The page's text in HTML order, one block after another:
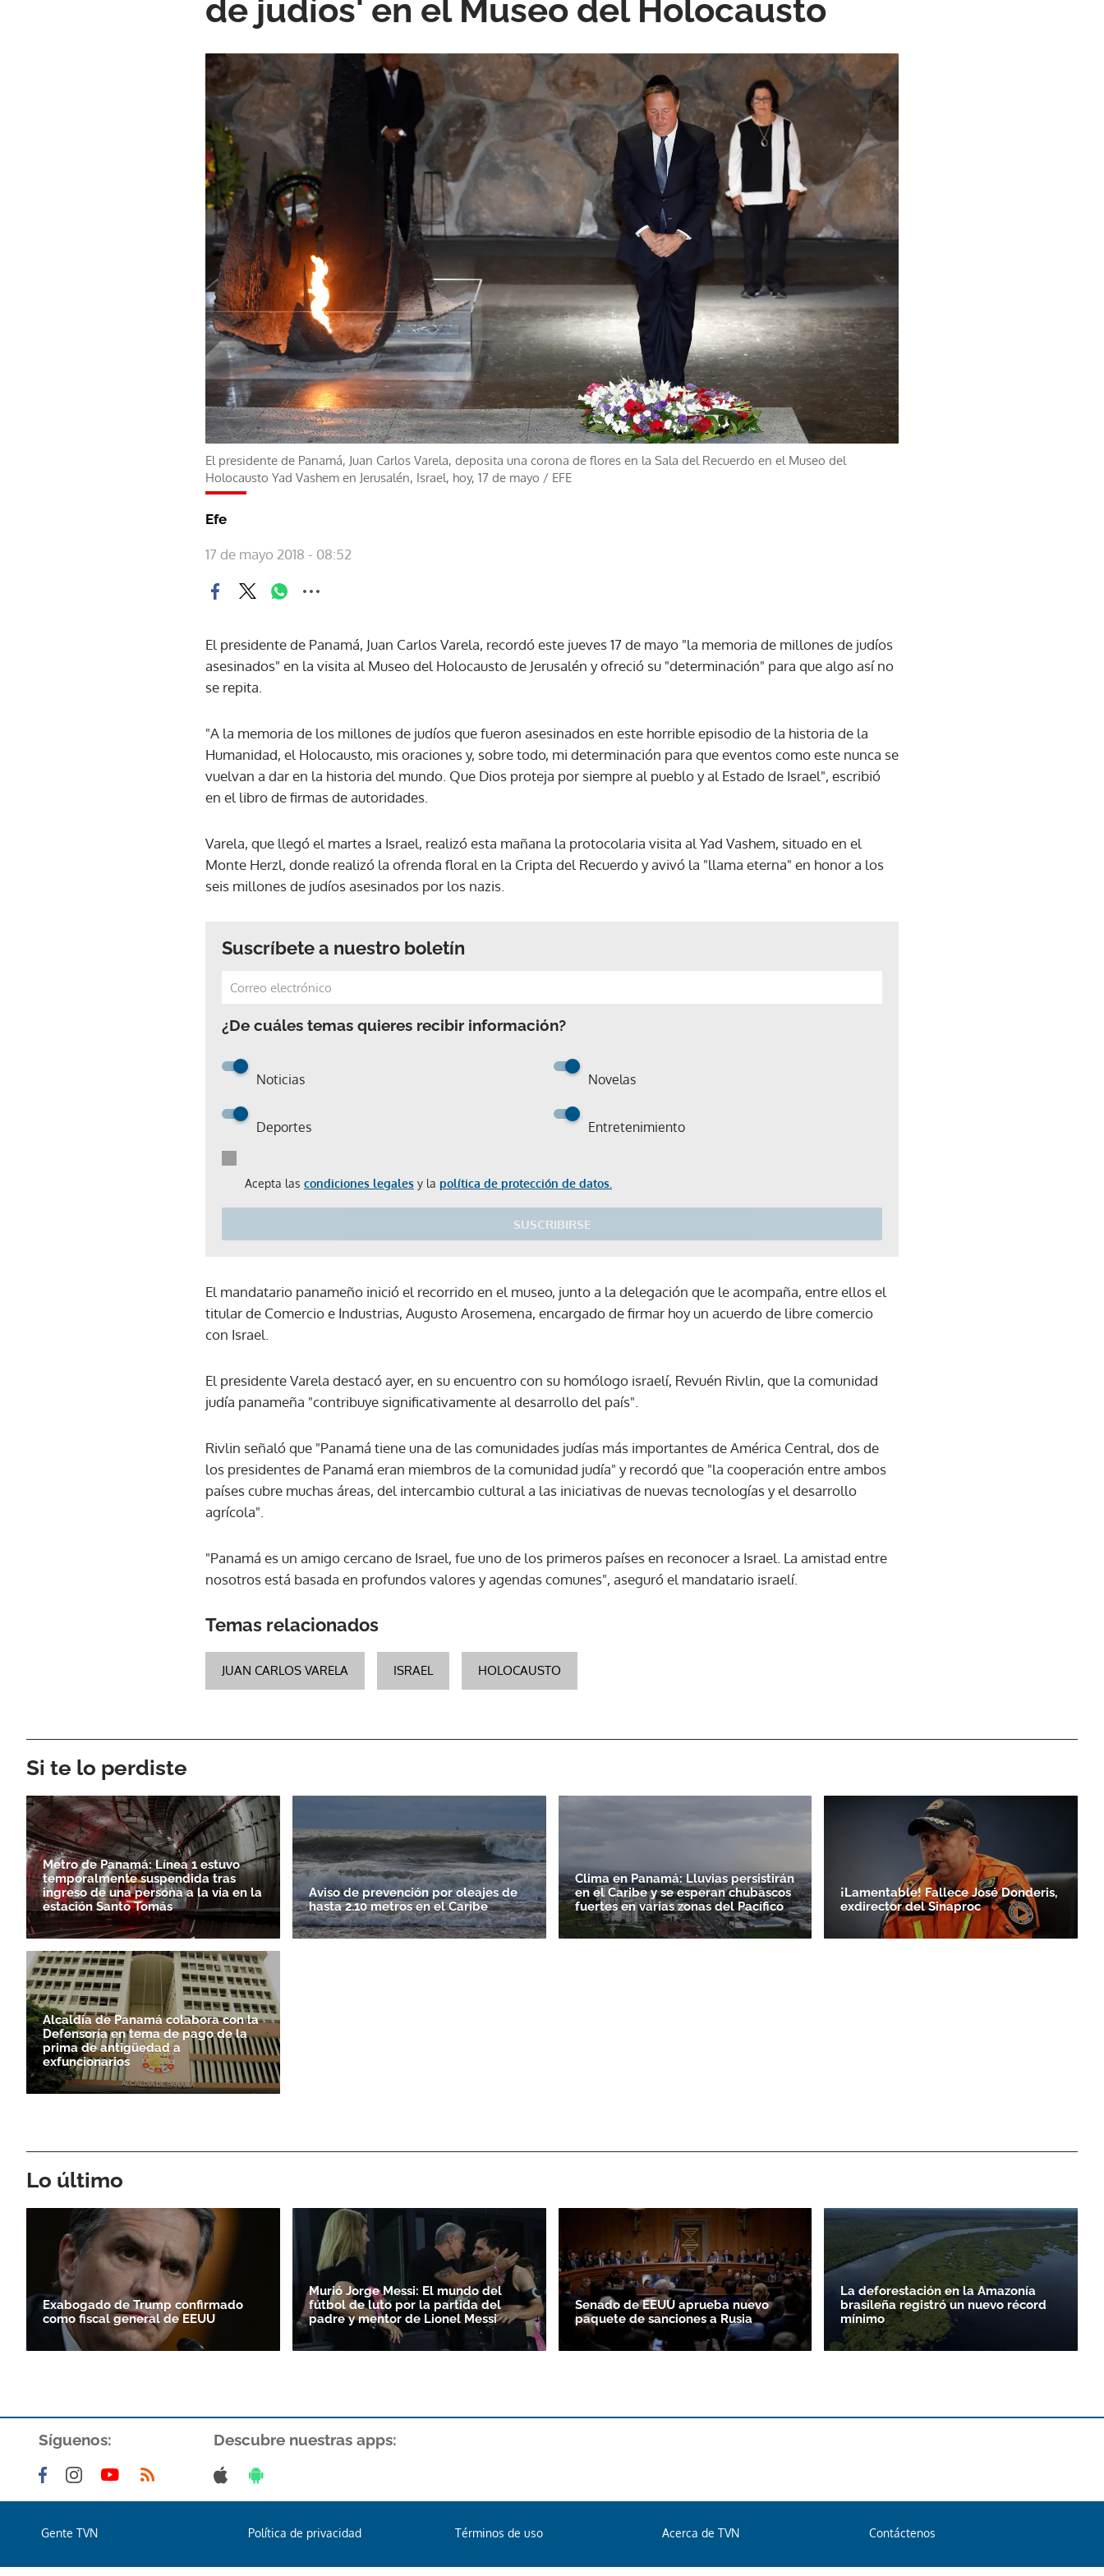
de judíos' en el Museo del Holocausto
El presidente de Panamá, Juan Carlos Varela, deposita una corona de flores en la Sala del Recuerdo en el Museo del
Holocausto Yad Vashem en Jerusalén, Israel, hoy, 17 de mayo / EFE
Efe
17 de mayo 2018 - 08:52
El presidente de Panamá, Juan Carlos Varela, recordó este jueves 17 de mayo "la memoria de millones de judíos
asesinados" en la visita al Museo del Holocausto de Jerusalén y ofreció su "determinación" para que algo así no
se repita.
"A la memoria de los millones de judíos que fueron asesinados en este horrible episodio de la historia de la
Humanidad, el Holocausto, mis oraciones y, sobre todo, mi determinación para que eventos como este nunca se
vuelvan a dar en la historia del mundo. Que Dios proteja por siempre al pueblo y al Estado de Israel", escribió
en el libro de firmas de autoridades.
Varela, que llegó el martes a Israel, realizó esta mañana la protocolaria visita al Yad Vashem, situado en el
Monte Herzl, donde realizó la ofrenda floral en la Cripta del Recuerdo y avivó la "llama eterna" en honor a los
seis millones de judíos asesinados por los nazis.
Suscríbete a nuestro boletín
¿De cuáles temas quieres recibir información?
Noticias Novelas
Deportes Entretenimiento
Acepta las condiciones legales y la política de protección de datos.
SUSCRIBIRSE
Gracias por suscribirte a nuestro boletín.
El mandatario panameño inició el recorrido en el museo, junto a la delegación que le acompaña, entre ellos el
titular de Comercio e Industrias, Augusto Arosemena, encargado de firmar hoy un acuerdo de libre comercio
con Israel.
El presidente Varela destacó ayer, en su encuentro con su homólogo israelí, Revuén Rivlin, que la comunidad
judía panameña "contribuye significativamente al desarrollo del país".
Rivlin señaló que "Panamá tiene una de las comunidades judías más importantes de América Central, dos de
los presidentes de Panamá eran miembros de la comunidad judía" y recordó que "la cooperación entre ambos
países cubre muchas áreas, del intercambio cultural a las iniciativas de nuevas tecnologías y el desarrollo
agrícola".
"Panamá es un amigo cercano de Israel, fue uno de los primeros países en reconocer a Israel. La amistad entre
nosotros está basada en profundos valores y agendas comunes", aseguró el mandatario israelí.
Temas relacionados
JUAN CARLOS VARELA ISRAEL HOLOCAUSTO
Si te lo perdiste
Metro de Panamá: Línea 1 estuvo
temporalmente suspendida tras
ingreso de una persona a la vía en la
estación Santo Tomás
Aviso de prevención por oleajes de
hasta 2.10 metros en el Caribe
Clima en Panamá: Lluvias persistirán
en el Caribe y se esperan chubascos
fuertes en varias zonas del Pacífico
¡Lamentable! Fallece José Donderis,
exdirector del Sinaproc
Alcaldía de Panamá colabora con la
Defensoría en tema de pago de la
prima de antigüedad a
exfuncionarios
Lo último
Exabogado de Trump confirmado
como fiscal general de EEUU
Murió Jorge Messi: El mundo del
fútbol de luto por la partida del
padre y mentor de Lionel Messi
Senado de EEUU aprueba nuevo
paquete de sanciones a Rusia
La deforestación en la Amazonía
brasileña registró un nuevo récord
mínimo
Síguenos: Descubre nuestras apps:
Gente TVN Política de privacidad Términos de uso Acerca de TVN Contáctenos